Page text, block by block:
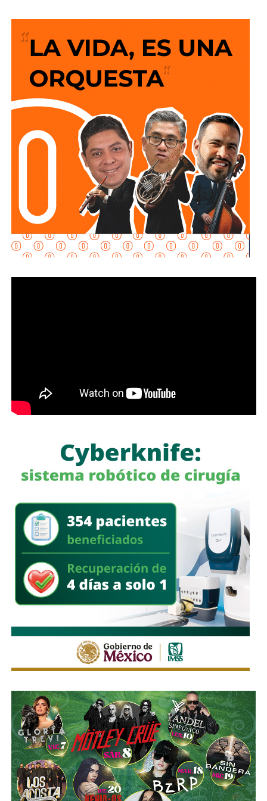
El Alcalde recordó que desde el anuncio de este programa
social “Lavanderías Gratuitas”, el mandatario estatal
manifestó el interés de que Soledad fuera de los primeros
municipios beneficiados, por lo que se expresó la
disposición del Ayuntamiento para colaborar en la
consolidación de este proyecto, el cual ahora comienza a
materializarse en un espacio del Sistema Municipal para
el Desarrollo Integral de la Familia (DIF) destinado al
bienestar de las familias.
de las familias, porque les permitirá ahorrar tiempo y
insumos incluidos, lo que beneficiará principalmente a
madres y padres de familia, personas adultas mayores y
comunitarios en favor del bienestar social.